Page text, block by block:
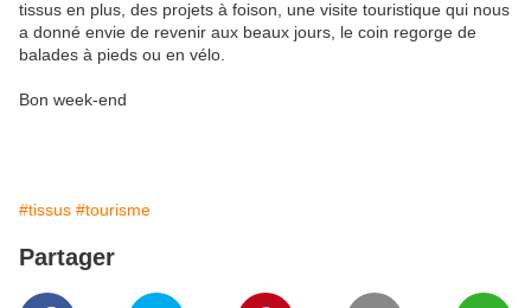
tissus en plus, des projets à foison, une visite touristique qui nous
a donné envie de revenir aux beaux jours, le coin regorge de
balades à pieds ou en vélo.
Bon week-end
#tissus #tourisme
Partager